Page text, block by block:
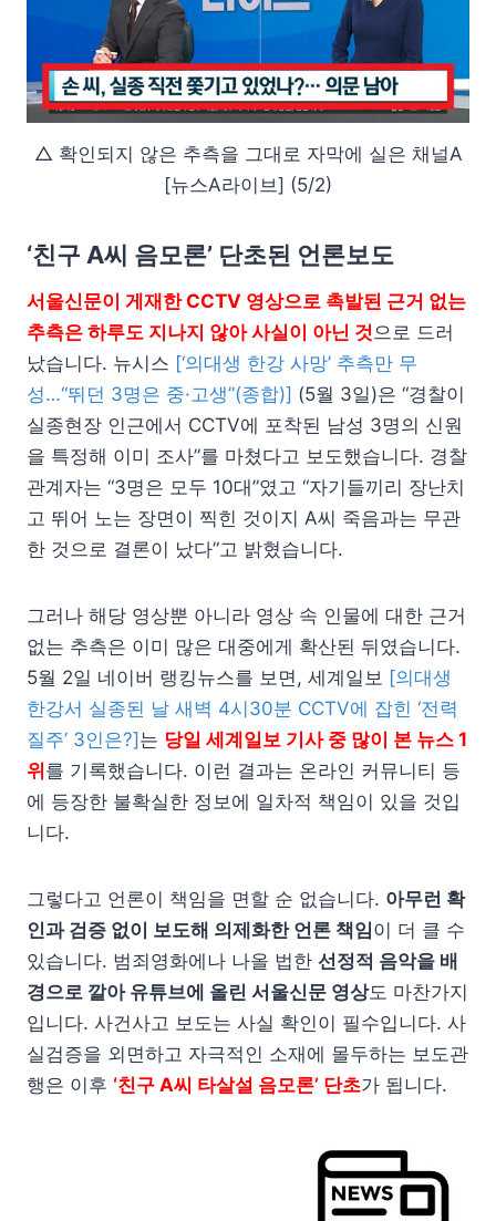
△ 확인되지 않은 추측을 그대로 자막에 실은 채널A
[뉴스A라이브] (5/2)
‘친구 A씨 음모론’ 단초된 언론보도
서울신문이 게재한 CCTV 영상으로 촉발된 근거 없는
추측은 하루도 지나지 않아 사실이 아닌 것으로 드러
났습니다. 뉴시스 [‘의대생 한강 사망’ 추측만 무
성…“뛰던 3명은 중·고생”(종합)] (5월 3일)은 “경찰이
실종현장 인근에서 CCTV에 포착된 남성 3명의 신원
을 특정해 이미 조사”를 마쳤다고 보도했습니다. 경찰
관계자는 “3명은 모두 10대”였고 “자기들끼리 장난치
고 뛰어 노는 장면이 찍힌 것이지 A씨 죽음과는 무관
한 것으로 결론이 났다”고 밝혔습니다.
그러나 해당 영상뿐 아니라 영상 속 인물에 대한 근거
없는 추측은 이미 많은 대중에게 확산된 뒤였습니다.
5월 2일 네이버 랭킹뉴스를 보면, 세계일보 [의대생
한강서 실종된 날 새벽 4시30분 CCTV에 잡힌 ‘전력
질주’ 3인은?] 는 당일 세계일보 기사 중 많이 본 뉴스 1
위 를 기록했습니다. 이런 결과는 온라인 커뮤니티 등
에 등장한 불확실한 정보에 일차적 책임이 있을 것입
니다.
그렇다고 언론이 책임을 면할 순 없습니다. 아무런 확
인과 검증 없이 보도해 의제화한 언론 책임이 더 클 수
있습니다. 범죄영화에나 나올 법한 선정적 음악을 배
경으로 깔아 유튜브에 올린 서울신문 영상도 마찬가지
입니다. 사건사고 보도는 사실 확인이 필수입니다. 사
실검증을 외면하고 자극적인 소재에 몰두하는 보도관
행은 이후 ‘친구 A씨 타살설 음모론’ 단초가 됩니다.